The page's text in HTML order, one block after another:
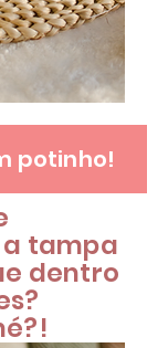
potinho!
tampa
dentro